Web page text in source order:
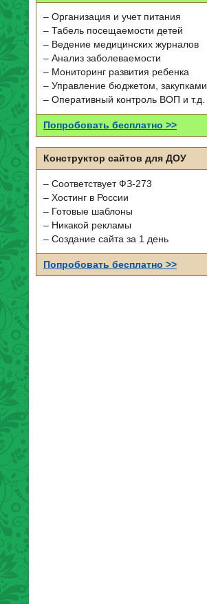
– Организация и учет питания
– Табель посещаемости детей
– Ведение медицинских журналов
– Анализ заболеваемости
– Мониторинг развития ребенка
– Управление бюджетом, закупками
– Оперативный контроль ВОП и т.д.
Попробовать бесплатно >>
Конструктор сайтов для ДОУ
– Соответствует ФЗ-273
– Хостинг в России
– Готовые шаблоны
– Никакой рекламы
– Создание сайта за 1 день
Попробовать бесплатно >>